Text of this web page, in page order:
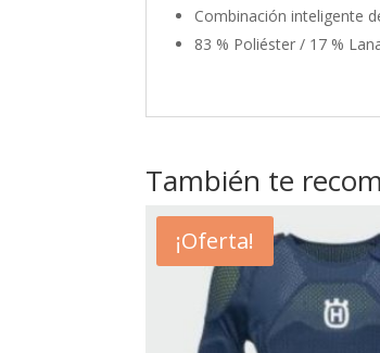
Combinación inteligente
83 % Poliéster / 17 %
También te
¡Oferta!